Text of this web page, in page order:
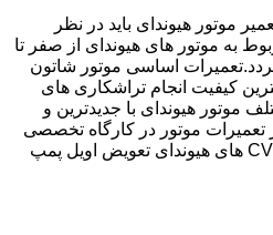
موتور هیوندای باید در نظر
به موتور های هیوندای از صفر تا
اساسی موتور شاتون
کیفیت انجام تراشکاری های
هیوندای با جدیدترین و
تعمیرات موتور در کارگاه تخصصی
رفع مشکلات سرسیلندر و CVVT های هیوندای تعویض اویل پمپ